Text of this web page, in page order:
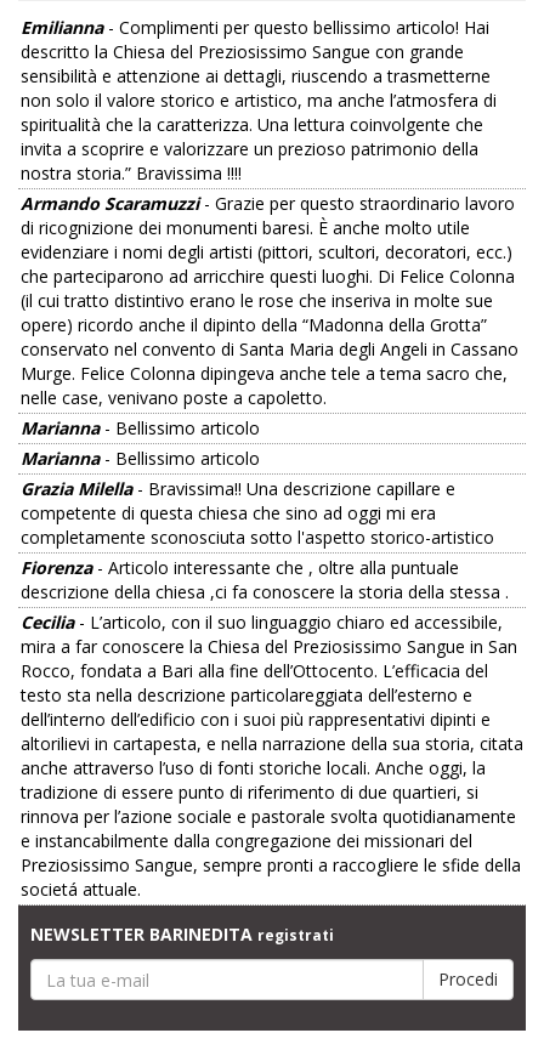
Emilianna- Complimenti per questo bellissimo articolo! Hai
descritto la Chiesa del Preziosissimo Sangue con grande
sensibilità e attenzione ai dettagli, riuscendo a trasmetterne
non solo il valore storico e artistico, ma anche l’atmosfera di
spiritualità che la caratterizza. Una lettura coinvolgente che
invita a scoprire e valorizzare un prezioso patrimonio della
nostra storia.” Bravissima !!!!
Armando Scaramuzzi- Grazie per questo straordinario lavoro
di ricognizione dei monumenti baresi. È anche molto utile
evidenziare i nomi degli artisti (pittori, scultori, decoratori, ecc.)
che parteciparono ad arricchire questi luoghi. Di Felice Colonna
(il cui tratto distintivo erano le rose che inseriva in molte sue
opere) ricordo anche il dipinto della “Madonna della Grotta”
conservato nel convento di Santa Maria degli Angeli in Cassano
Murge. Felice Colonna dipingeva anche tele a tema sacro che,
nelle case, venivano poste a capoletto.
Marianna- Bellissimo articolo
Marianna- Bellissimo articolo
Grazia Milella- Bravissima!! Una descrizione capillare e
competente di questa chiesa che sino ad oggi mi era
completamente sconosciuta sotto l'aspetto storico-artistico
Fiorenza- Articolo interessante che , oltre alla puntuale
descrizione della chiesa ,ci fa conoscere la storia della stessa .
Cecilia- L’articolo, con il suo linguaggio chiaro ed accessibile,
mira a far conoscere la Chiesa del Preziosissimo Sangue in San
Rocco, fondata a Bari alla fine dell’Ottocento. L’efficacia del
testo sta nella descrizione particolareggiata dell’esterno e
dell’interno dell’edificio con i suoi più rappresentativi dipinti e
altorilievi in cartapesta, e nella narrazione della sua storia, citata
anche attraverso l’uso di fonti storiche locali. Anche oggi, la
tradizione di essere punto di riferimento di due quartieri, si
rinnova per l’azione sociale e pastorale svolta quotidianamente
e instancabilmente dalla congregazione dei missionari del
Preziosissimo Sangue, sempre pronti a raccogliere le sfide della
societá attuale.
NEWSLETTER BARINEDITA registrati